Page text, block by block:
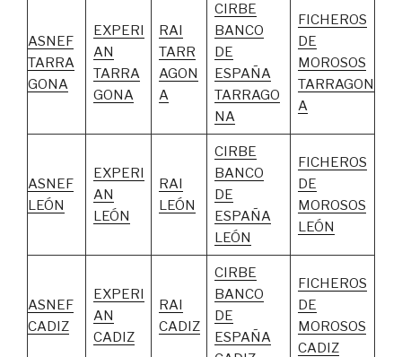
ASNEF
TARRA
GONA
EXPERI
AN
TARRA
GONA
RAI
TARR
AGON
A
CIRBE
BANCO
DE
ESPAÑA
TARRAGO
NA
FICHEROS
DE
MOROSOS
TARRAGON
A
ASNEF
LEÓN
EXPERI
AN
LEÓN
RAI
LEÓN
CIRBE
BANCO
DE
ESPAÑA
LEÓN
FICHEROS
DE
MOROSOS
LEÓN
ASNEF
CADIZ
EXPERI
AN
CADIZ
RAI
CADIZ
CIRBE
BANCO
DE
ESPAÑA
FICHEROS
DE
MOROSOS
CADIZ